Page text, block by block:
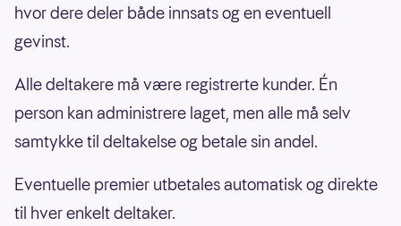
hvor dere deler både innsats og en eventuell
gevinst.
Alle deltakere må være registrerte kunder. Én
person kan administrere laget, men alle må selv
samtykke til deltakelse og betale sin andel.
Eventuelle premier utbetales automatisk og direkte
til hver enkelt deltaker.